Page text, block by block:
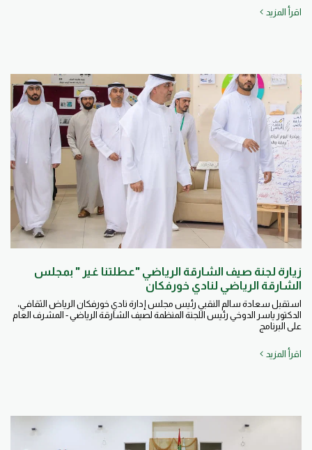
اقرأ المزيد
زيارة لجنة صيف الشارقة الرياضي "عطلتنا غير " بمجلس
الشارقة الرياضي لنادي خورفكان
استقبل سعادة سالم النقبي رئيس مجلس إدارة نادي خورفكان الرياض الثقافي،
الدكتور ياسر الدوخي رئيس اللجنة المنظمة لصيف الشارقة الرياضي - المشرف العام
على البرنامج
اقرأ المزيد